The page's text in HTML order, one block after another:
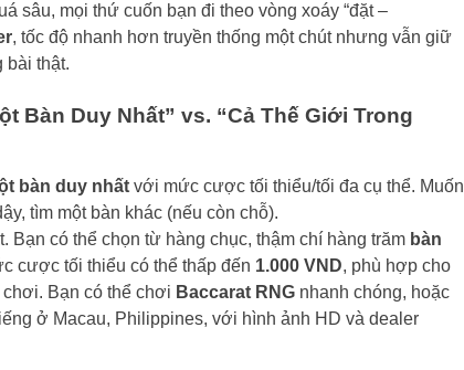
sâu, mọi thứ cuốn bạn đi theo vòng xoáy “đặt –
, tốc độ nhanh hơn truyền thống một chút nhưng vẫn giữ
bài thật.
Bàn Duy Nhất” vs. “Cả Thế Giới Trong
bàn duy nhất với mức cược tối thiểu/tối đa cụ thể. Muốn
tìm một bàn khác (nếu còn chỗ).
Bạn có thể chọn từ hàng chục, thậm chí hàng trăm bàn
cược tối thiểu có thể thấp đến 1.000 VND, phù hợp cho
Bạn có thể chơi Baccarat RNG nhanh chóng, hoặc
ở Macau, Philippines, với hình ảnh HD và dealer